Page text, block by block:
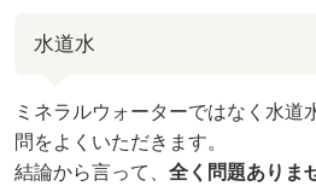
水道水
ミネラルウォーターではなく水道
問をよくいただきます。
結論から言って、 全く問題ありま